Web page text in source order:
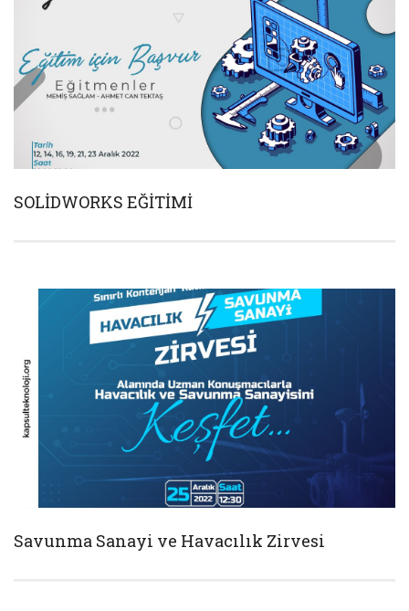
SOLİDWORKS EĞİTİMİ
Savunma Sanayi ve Havacılık Zirvesi